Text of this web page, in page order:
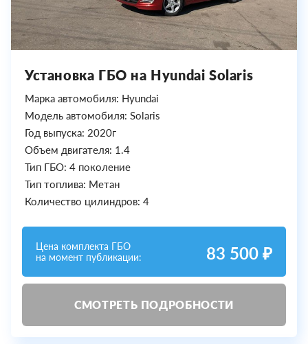
Установка ГБО на Hyundai Solaris
Марка автомобиля: Hyundai
Модель автомобиля: Solaris
Год выпуска: 2020г
Объем двигателя: 1.4
Тип ГБО: 4 поколение
Тип топлива: Метан
Количество цилиндров: 4
Цена комплекта ГБО
на момент публикации:
83 500 ₽
СМОТРЕТЬ ПОДРОБНОСТИ